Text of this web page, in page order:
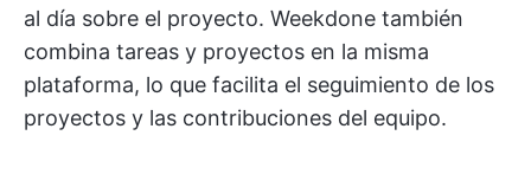
al día sobre el proyecto. Weekdone también
combina tareas y proyectos en la misma
plataforma, lo que facilita el seguimiento de los
proyectos y las contribuciones del equipo.